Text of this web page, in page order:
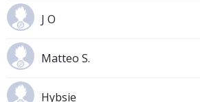
J O
Matteo S.
Hybsie